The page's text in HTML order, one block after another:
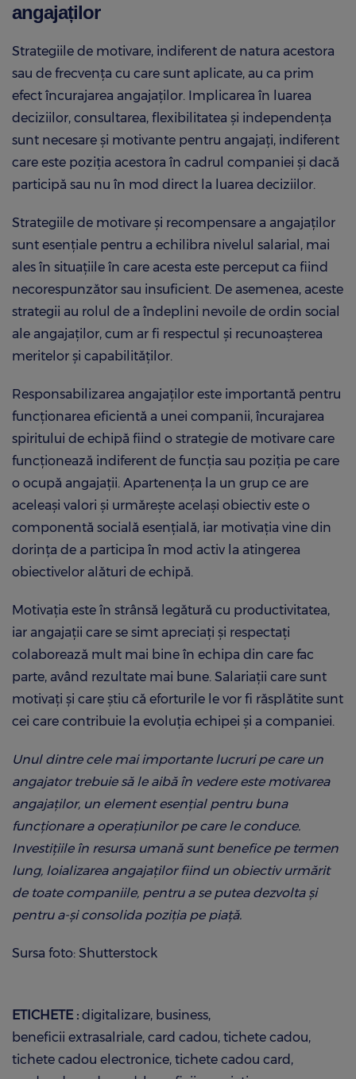
angajaților
Strategiile de motivare, indiferent de natura acestora
sau de frecvența cu care sunt aplicate, au ca prim
efect încurajarea angajaților. Implicarea în luarea
deciziilor, consultarea, flexibilitatea și independența
sunt necesare și motivante pentru angajați, indiferent
care este poziția acestora în cadrul companiei și dacă
participă sau nu în mod direct la luarea deciziilor.
Strategiile de motivare și recompensare a angajaților
sunt esențiale pentru a echilibra nivelul salarial, mai
ales în situațiile în care acesta este perceput ca fiind
necorespunzător sau insuficient. De asemenea, aceste
strategii au rolul de a îndeplini nevoile de ordin social
ale angajaților, cum ar fi respectul și recunoașterea
meritelor și capabilităților.
Responsabilizarea angajaților este importantă pentru
funcționarea eficientă a unei companii, încurajarea
spiritului de echipă fiind o strategie de motivare care
funcționează indiferent de funcția sau poziția pe care
o ocupă angajații. Apartenența la un grup ce are
aceleași valori și urmărește același obiectiv este o
componentă socială esențială, iar motivația vine din
dorința de a participa în mod activ la atingerea
obiectivelor alături de echipă.
Motivația este în strânsă legătură cu productivitatea,
iar angajații care se simt apreciați și respectați
colaborează mult mai bine în echipa din care fac
parte, având rezultate mai bune. Salariații care sunt
motivați și care știu că eforturile le vor fi răsplătite sunt
cei care contribuie la evoluția echipei și a companiei.
Unul dintre cele mai importante lucruri pe care un
angajator trebuie să le aibă în vedere este motivarea
angajaților, un element esențial pentru buna
funcționare a operațiunilor pe care le conduce.
Investițiile în resursa umană sunt benefice pe termen
lung, loializarea angajaților fiind un obiectiv urmărit
de toate companiile, pentru a se putea dezvolta și
pentru a-și consolida poziția pe piață.
Sursa foto: Shutterstock
ETICHETE : digitalizare business
beneficii extrasalriale card cadou tichete cadou
tichete cadou electronice tichete cadou card